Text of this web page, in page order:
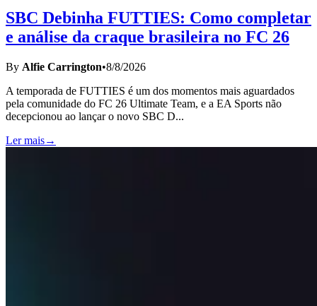
SBC Debinha FUTTIES: Como completar
e análise da craque brasileira no FC 26
By Alfie Carrington•8/8/2026
A temporada de FUTTIES é um dos momentos mais aguardados
pela comunidade do FC 26 Ultimate Team, e a EA Sports não
decepcionou ao lançar o novo SBC D...
Ler mais→